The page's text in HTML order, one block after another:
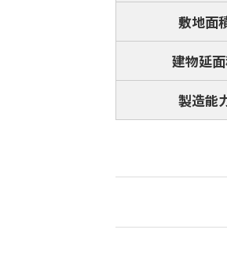
敷地面
建物延
製造能